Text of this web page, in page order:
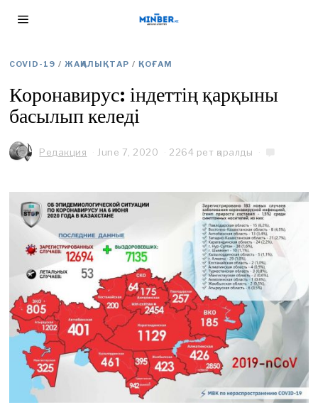
COVID-19 / ЖАҢАЛЫҚТАР / ҚОҒАМ
Коронавирус: індеттің қарқыны
басылып келеді
Редакция June 7, 2020
e
2264 рет қаралды